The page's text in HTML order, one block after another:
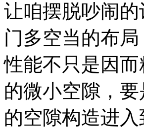
让咱摆脱吵闹
门多空当的布
性能不只是因
的微小空隙，
的空隙构造进